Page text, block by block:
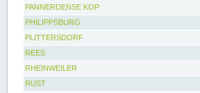
PANNERDENSE KOP
PHILIPPSBURG
PLITTERSDORF
REES
RHEINWEILER
RUST